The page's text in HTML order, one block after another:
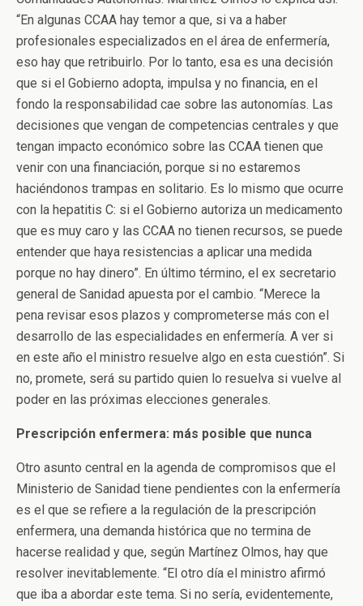
“En algunas CCAA hay temor a que, si va a haber
profesionales especializados en el área de enfermería,
eso hay que retribuirlo. Por lo tanto, esa es una decisión
que si el Gobierno adopta, impulsa y no financia, en el
fondo la responsabilidad cae sobre las autonomías. Las
decisiones que vengan de competencias centrales y que
tengan impacto económico sobre las CCAA tienen que
venir con una financiación, porque si no estaremos
haciéndonos trampas en solitario. Es lo mismo que ocurre
con la hepatitis C: si el Gobierno autoriza un medicamento
que es muy caro y las CCAA no tienen recursos, se puede
entender que haya resistencias a aplicar una medida
porque no hay dinero”. En último término, el ex secretario
general de Sanidad apuesta por el cambio. “Merece la
pena revisar esos plazos y comprometerse más con el
desarrollo de las especialidades en enfermería. A ver si
en este año el ministro resuelve algo en esta cuestión”. Si
no, promete, será su partido quien lo resuelva si vuelve al
poder en las próximas elecciones generales.
Prescripción enfermera: más posible que nunca
Otro asunto central en la agenda de compromisos que el
Ministerio de Sanidad tiene pendientes con la enfermería
es el que se refiere a la regulación de la prescripción
enfermera, una demanda histórica que no termina de
hacerse realidad y que, según Martínez Olmos, hay que
resolver inevitablemente. “El otro día el ministro afirmó
que iba a abordar este tema. Si no sería, evidentemente,